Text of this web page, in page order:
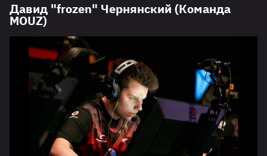
Давид "frozen" Чернянский (Команда
MOUZ)